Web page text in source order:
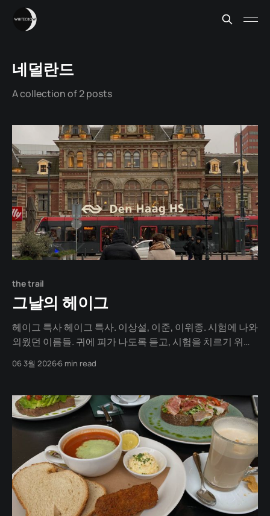
네덜란드
A collection of 2 posts
the trail
그날의 헤이그
헤이그 특사 헤이그 특사. 이상설, 이준, 이위종. 시험에 나와
외웠던 이름들. 귀에 피가 나도록 듣고, 시험을 치르기 위해
지 일었다. '아 뭐가 이렇게 많은거야.' 부끄러움을 무릅쓰고
속죄일 것이요. 시험이라는 틀에서 벗어나 새로이 만난 과
거에서 느낀
06 3월 20266 min read